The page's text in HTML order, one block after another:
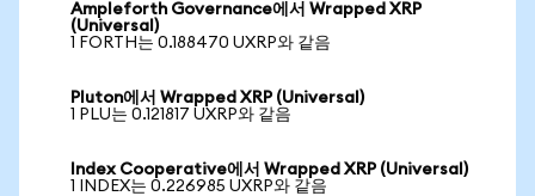
Ampleforth Governance에서 Wrapped XRP
(Universal)
1 FORTH는 0.188470 UXRP와 같음
Pluton에서 Wrapped XRP (Universal)
1 PLU는 0.121817 UXRP와 같음
Index Cooperative에서 Wrapped XRP (Universal)
1 INDEX는 0.226985 UXRP와 같음